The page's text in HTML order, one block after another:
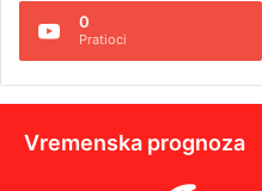
0
Pratioci
Vremenska prognoza